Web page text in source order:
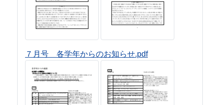
７月号 各学年からのお知らせ.pdf